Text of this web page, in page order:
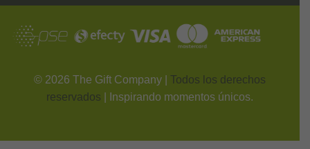
© 2026 The Gift Company | Todos los derechos
reservados
| Inspirando momentos únicos.